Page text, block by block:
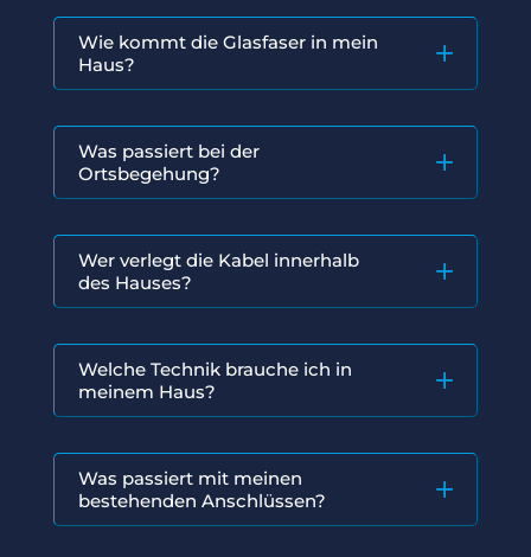
Wie kommt die Glasfaser in mein
Haus?
Was passiert bei der
Ortsbegehung?
Wer verlegt die Kabel innerhalb
des Hauses?
Welche Technik brauche ich in
meinem Haus?
Was passiert mit meinen
bestehenden Anschlüssen?